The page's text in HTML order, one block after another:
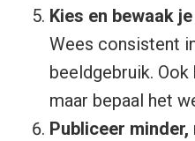
Kies en bewaak
Wees consistent
beeldgebruik. Ook
maar bepaal het
Publiceer